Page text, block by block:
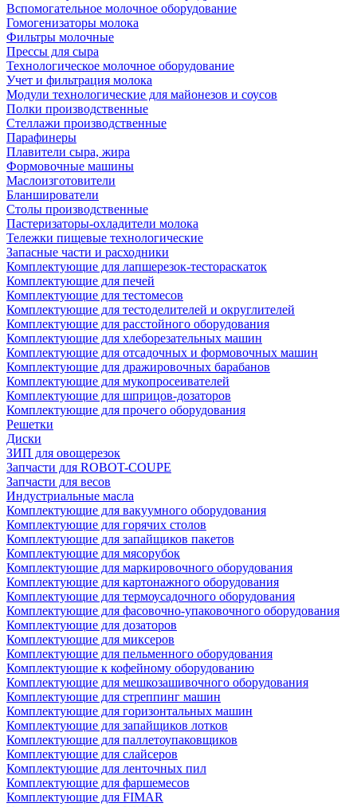
Вспомогательное молочное оборудование
Гомогенизаторы молока
Фильтры молочные
Прессы для сыра
Технологическое молочное оборудование
Учет и фильтрация молока
Модули технологические для майонезов и соусов
Полки производственные
Стеллажи производственные
Парафинеры
Плавители сыра, жира
Формовочные машины
Маслоизготовители
Бланширователи
Столы производственные
Пастеризаторы-охладители молока
Тележки пищевые технологические
Запасные части и расходники
Комплектующие для лапшерезок-тестораскаток
Комплектующие для печей
Комплектующие для тестомесов
Комплектующие для тестоделителей и округлителей
Комплектующие для расстойного оборудования
Комплектующие для хлеборезательных машин
Комплектующие для отсадочных и формовочных машин
Комплектующие для дражировочных барабанов
Комплектующие для мукопросеивателей
Комплектующие для шприцов-дозаторов
Комплектующие для прочего оборудования
Решетки
Диски
ЗИП для овощерезок
Запчасти для ROBOT-COUPE
Запчасти для весов
Индустриальные масла
Комплектующие для вакуумного оборудования
Комплектующие для горячих столов
Комплектующие для запайщиков пакетов
Комплектующие для мясорубок
Комплектующие для маркировочного оборудования
Комплектующие для картонажного оборудования
Комплектующие для термоусадочного оборудования
Комплектующие для фасовочно-упаковочного оборудования
Комплектующие для дозаторов
Комплектующие для миксеров
Комплектующие для пельменного оборудования
Комплектующие к кофейному оборудованию
Комплектующие для мешкозашивочного оборудования
Комплектующие для стреппинг машин
Комплектующие для горизонтальных машин
Комплектующие для запайщиков лотков
Комплектующие для паллетоупаковщиков
Комплектующие для слайсеров
Комплектующие для ленточных пил
Комплектующие для фаршемесов
Комплектующие для FIMAR